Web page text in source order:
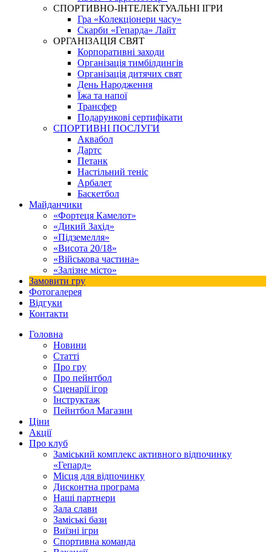
СПОРТИВНО-ІНТЕЛЕКТУАЛЬНІ ІГРИ
Гра «Колекціонери часу»
Скарби «Гепарда» Лайт
ОРГАНІЗАЦІЯ СВЯТ
Корпоративні заходи
Організація тимбілдингів
Організація дитячих свят
День Народження
Їжа та напої
Трансфер
Подарункові сертифікати
СПОРТИВНІ ПОСЛУГИ
Аквабол
Дартс
Петанк
Настільний теніс
Арбалет
Баскетбол
Майданчики
«Фортеця Камелот»
«Дикий Захід»
«Підземелля»
«Висота 20/18»
«Військова частина»
«Залізне місто»
Замовити гру
Фотогалерея
Відгуки
Контакти
Головна
Новини
Статті
Про гру
Про пейнтбол
Сценарії ігор
Інструктаж
Пейнтбол Магазин
Ціни
Акції
Про клуб
Заміський комплекс активного відпочинку
«Гепард»
Місця для відпочинку
Дисконтна програма
Наші партнери
Зала слави
Заміські бази
Виїзні ігри
Спортивна команда